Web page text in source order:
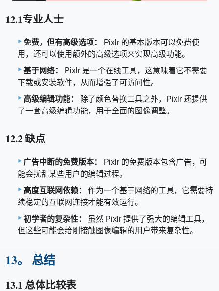
12.1专业人士
免费，但有高级选项：
Pixlr 的基本版本可以免费使
用，还可以使用额外的高级选项来实现高级功能。
基于网络：
Pixlr 是一个在线工具，这意味着它不需要
下载或安装软件，从而增强了可访问性。
高级编辑功能：
除了颜色替换工具之外，Pixlr 还提供
了一套高级编辑功能，用于全面的图像调整。
12.2 缺点
广告中断的免费版本：
Pixlr 的免费版本包含广告，可
能会扰乱某些用户的编辑过程。
高度互联网依赖：
作为一个基于网络的工具，它需要持
续稳定的互联网连接才能有效运行。
初学者的复杂性：
虽然 Pixlr 提供了强大的编辑工具，
但这些可能会给刚接触图像编辑的用户带来复杂性。
13。 总结
13.1 总体比较表